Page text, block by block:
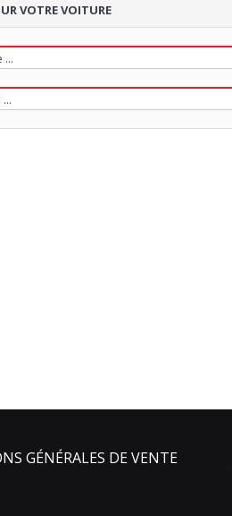
VOTRE VOITURE
GÉNÉRALES DE VENTE